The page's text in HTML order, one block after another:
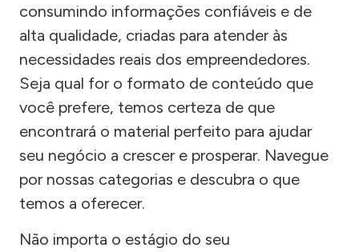
consumindo informações confiáveis e de
alta qualidade, criadas para atender às
necessidades reais dos empreendedores.
Seja qual for o formato de conteúdo que
você prefere, temos certeza de que
encontrará o material perfeito para ajudar
seu negócio a crescer e prosperar. Navegue
por nossas categorias e descubra o que
temos a oferecer.
Não importa o estágio do seu